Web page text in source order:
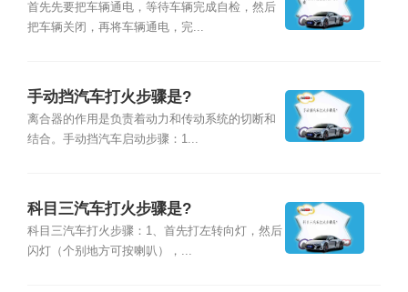
首先先要把车辆通电，等待车辆完成自检，然后
把车辆关闭，再将车辆通电，完...
手动挡汽车打火步骤是?
离合器的作用是负责着动力和传动系统的切断和
结合。手动挡汽车启动步骤：1...
科目三汽车打火步骤是?
科目三汽车打火步骤：1、首先打左转向灯，然后
闪灯（个别地方可按喇叭），...